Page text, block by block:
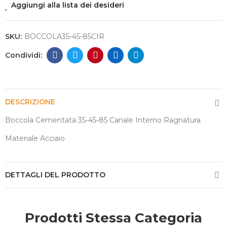
Aggiungi alla lista dei desideri
SKU: BOCCOLA35-45-85CIR
DESCRIZIONE
Boccola Cementata 35-45-85 Canale Interno Ragnatura
Materiale Acciaio
DETTAGLI DEL PRODOTTO
Prodotti Stessa Categoria